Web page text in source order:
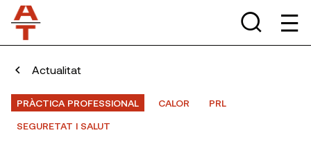
Actualitat
PRÀCTICA PROFESSIONAL CALOR
PRL
SEGURETAT I SALUT